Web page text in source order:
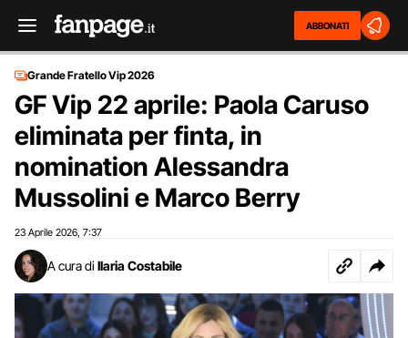
ABBONATI
Grande Fratello Vip 2026
GF Vip 22 aprile: Paola Caruso
eliminata per finta, in
nomination Alessandra
Mussolini e Marco Berry
23 Aprile 2026 7:37
A cura di Ilaria Costabile